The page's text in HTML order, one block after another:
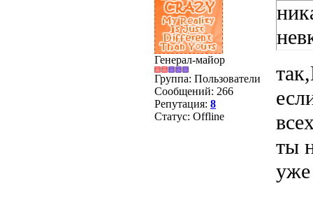
Генерал-майор
Группа: Пользователи
Сообщений: 266
Репутация: 8
Статус: Offline
ты
уже